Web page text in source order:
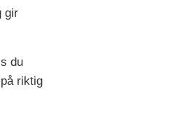
gir
du
riktig